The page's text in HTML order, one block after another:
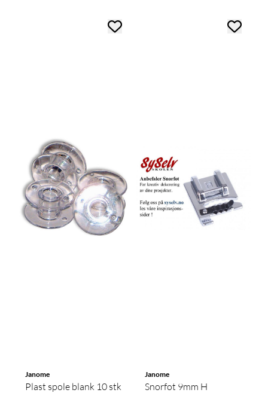
Janome
Plast spole blank 10 stk
Janome
Snorfot 9mm H